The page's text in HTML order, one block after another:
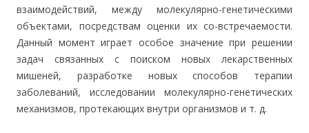
взаимодействий, между молекулярно-генетическими
объектами, посредствам оценки их со-встречаемости.
Данный момент играет особое значение при решении
задач связанных с поиском новых лекарственных
мишеней, разработке новых способов терапии
заболеваний, исследовании молекулярно-генетических
механизмов, протекающих внутри организмов и т. д.